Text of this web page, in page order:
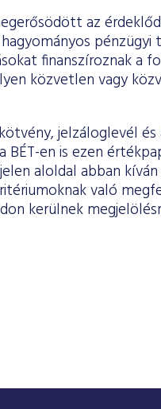
az
finanszíroznak a
közvetlen vagy
jelzáloglevél
en is ezen
aloldal abban
való
kerülnek